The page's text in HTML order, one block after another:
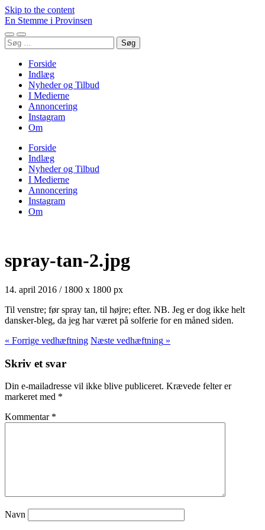
Skip to the content
En Stemme i Provinsen
Toggle
mobile
Toggle
search
Søg
efter:
Forside
Indlæg
Nyheder og Tilbud
I Medierne
Annoncering
Instagram
Om
Forside
Indlæg
Nyheder og Tilbud
I Medierne
Annoncering
Instagram
Om
spray-tan-2.jpg
14. april 2016 / 1800 x 1800 px
Til venstre; før spray tan, til højre; efter. NB. Jeg er dog ikke helt
dansker-bleg, da jeg har været på solferie for en måned siden.
« Forrige vedhæftning Næste vedhæftning »
Skriv et svar
Din e-mailadresse vil ikke blive publiceret. Krævede felter er
markeret med *
Kommentar *
Navn